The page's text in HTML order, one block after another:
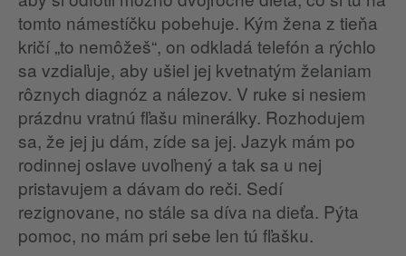
tomto námestíčku pobehuje. Kým žena z tieňa
kričí „to nemôžeš“, on odkladá telefón a rýchlo
sa vzdiaľuje, aby ušiel jej kvetnatým želaniam
rôznych diagnóz a nálezov. V ruke si nesiem
prázdnu vratnú fľašu minerálky. Rozhodujem
sa, že jej ju dám, zíde sa jej. Jazyk mám po
rodinnej oslave uvoľnený a tak sa u nej
pristavujem a dávam do reči. Sedí
rezignovane, no stále sa díva na dieťa. Pýta
pomoc, no mám pri sebe len tú fľašku.